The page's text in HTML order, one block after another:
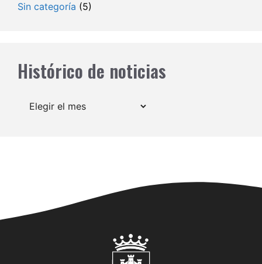
Sin categoría (5)
Histórico de noticias
Archivos